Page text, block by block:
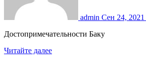
admin Сен 24, 2021
Достопримечательности Баку
Читайте далее